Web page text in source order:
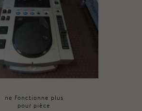
ne fonctionne plus
pour pièce